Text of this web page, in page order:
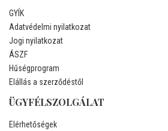
GYÍK
Adatvédelmi nyilatkozat
Jogi nyilatkozat
ÁSZF
Hűségprogram
Elállás a szerződéstől
ÜGYFÉLSZOLGÁLAT
Elérhetőségek